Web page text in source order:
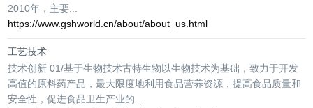
2010年，主要...
https://www.gshworld.cn/about/about_us.html
工艺技术
技术创新 01/基于生物技术古特生物以生物技术为基础，致力于开发
高值的原料药产品，最大限度地利用食品营养资源，提高食品质量和
安全性，促进食品卫生产业的...